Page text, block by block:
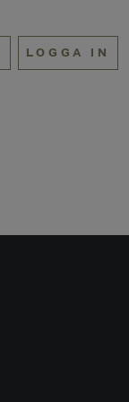
LOGGA IN